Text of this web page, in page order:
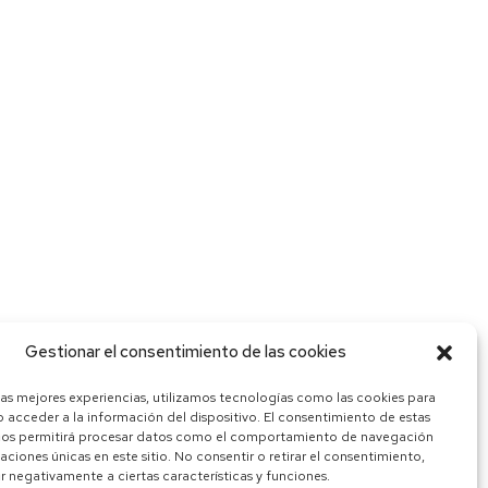
Gestionar el consentimiento de las cookies
mejores experiencias, utilizamos tecnologías como las cookies para
acceder a la información del dispositivo. El consentimiento de estas
permitirá procesar datos como el comportamiento de navegación
únicas en este sitio. No consentir o retirar el consentimiento,
negativamente a ciertas características y funciones.